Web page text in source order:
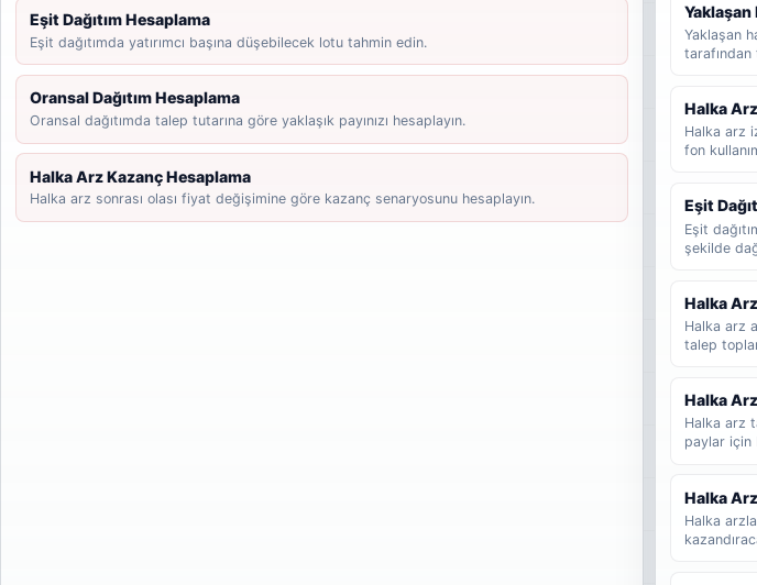
Eşit Dağıtım Hesaplama
Eşit dağıtımda yatırımcı başına düşebilecek lotu tahmin edin.
Oransal Dağıtım Hesaplama
Oransal dağıtımda talep tutarına göre yaklaşık payınızı hesaplayın.
Halka Arz Kazanç Hesaplama
Halka arz sonrası olası fiyat değişimine göre kazanç senaryosunu hesaplayın.
Yaklaşan
Yaklaşan
arz ve
Halka
Halka arz
fon
Eşit
Eşit
şekilde
Halka
Halka arz
talep
gerektiğini
Halka
Halka arz
paylar için
Halka
Halka